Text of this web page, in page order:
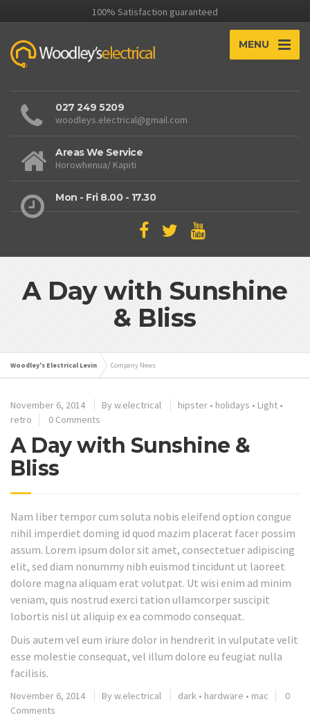
100% Satisfaction guaranteed
MENU
027 249 5209
woodleys.electrical@gmail.com
Areas We Service
Horowhenua/ Kapiti
Mon - Fri 8.00 - 17.30
A Day with Sunshine
& Bliss
Woodley's Electrical Levin Company News
November 6, 2014 By w.electrical hipster • holidays • Light •
retro
0 Comments
A Day with Sunshine &
Bliss
Nam liber tempor cum soluta nobis eleifend option congue
nihil imperdiet doming id quod mazim placerat facer possim
assum. Lorem ipsum dolor sit amet, consectetuer adipiscing
elit, sed diam nonummy nibh euismod tincidunt ut laoreet
dolore magna aliquam erat volutpat. Ut wisi enim ad minim
veniam, quis nostrud exerci tation ullamcorper suscipit
lobortis nisl ut aliquip ex ea commodo consequat.
Duis autem vel eum iriure dolor in hendrerit in vulputate velit
esse molestie consequat, vel illum dolore eu feugiat nulla
facilisis.
November 6, 2014 By w.electrical dark • hardware • mac
0
Comments